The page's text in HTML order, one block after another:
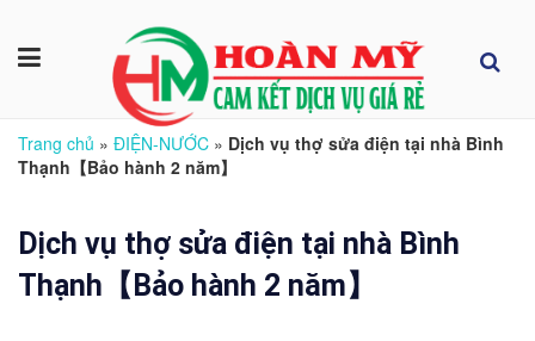
Trang chủ » ĐIỆN-NƯỚC » Dịch vụ thợ sửa điện tại nhà Bình
Thạnh【Bảo hành 2 năm】
Dịch vụ thợ sửa điện tại nhà Bình
Thạnh【Bảo hành 2 năm】